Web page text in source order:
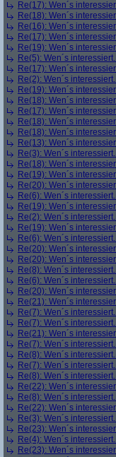
Re(17): Wen´s
Re(18): Wen´s
Re(16): Wen´s
Re(17): Wen´s
Re(19): Wen´s
Re(5): Wen´s
Re(17): Wen´s
Re(2): Wen´s
Re(19): Wen´s
Re(18): Wen´s
Re(17): Wen´s
Re(18): Wen´s
Re(18): Wen´s
Re(13): Wen´s
Re(3): Wen´s
Re(18): Wen´s
Re(19): Wen´s
Re(20): Wen´s
Re(6): Wen´s
Re(19): Wen´s
Re(2): Wen´s
Re(19): Wen´s
Re(6): Wen´s
Re(20): Wen´s
Re(20): Wen´s
Re(8): Wen´s
Re(6): Wen´s
Re(20): Wen´s
Re(21): Wen´s
Re(7): Wen´s
Re(7): Wen´s
Re(21): Wen´s
Re(7): Wen´s
Re(8): Wen´s
Re(7): Wen´s
Re(8): Wen´s
Re(22): Wen´s
Re(8): Wen´s
Re(22): Wen´s
Re(3): Wen´s
Re(23): Wen´s
Re(4): Wen´s
Re(23): Wen´s